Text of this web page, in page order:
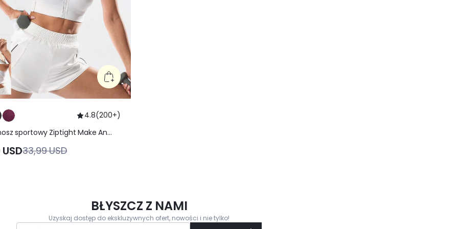
4.8(200+)
sportowy Ziptight Make An
z siateczką z zamkiem
33,99 USD
BŁYSZCZ Z NAMI
Uzyskaj dostęp do ekskluzywnych ofert, nowości i nie tylko!